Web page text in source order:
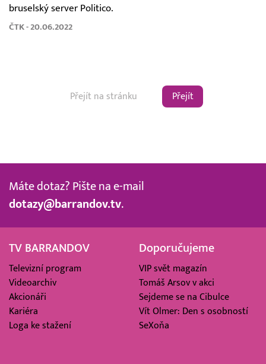
bruselský server Politico.
ČTK - 20.06.2022
Přejít
Máte dotaz? Pište na e-mail
dotazy@barrandov.tv.
TV BARRANDOV
Televizní program
Videoarchiv
Akcionáři
Kariéra
Loga ke stažení
Doporučujeme
VIP svět magazín
Tomáš Arsov v akci
Sejdeme se na Cibulce
Vít Olmer: Den s osobností
SeXoňa